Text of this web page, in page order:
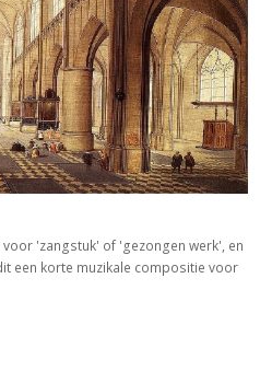
'zangstuk' of 'gezongen werk', en
een korte muzikale compositie voor